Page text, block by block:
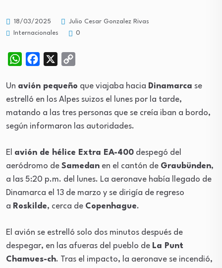
18/03/2025
Julio Cesar Gonzalez Rivas
Internacionales
0
WhatsAppFacebook
Un avión pequeño que viajaba hacia Dinamarca se
estrelló en los Alpes suizos el lunes por la tarde,
matando a las tres personas que se creía iban a bordo,
según informaron las autoridades.
El avión de hélice Extra EA-400 despegó del
aeródromo de Samedan en el cantón de Graubünden,
a las 5:20 p.m. del lunes. La aeronave había llegado de
Dinamarca el 13 de marzo y se dirigía de regreso
a Roskilde, cerca de Copenhague.
El avión se estrelló solo dos minutos después de
despegar, en las afueras del pueblo de La Punt
Chamues-ch. Tras el impacto, la aeronave se incendió,